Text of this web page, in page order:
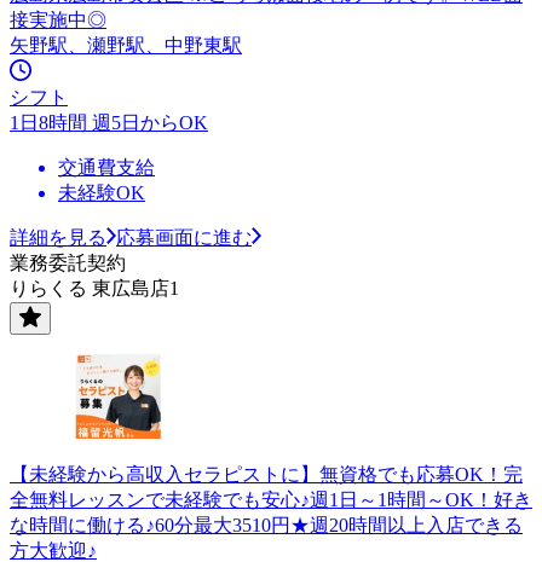
接実施中◎
矢野駅、瀬野駅、中野東駅
シフト
1日8時間 週5日からOK
交通費支給
未経験OK
詳細を見る
応募画面に進む
業務委託契約
りらくる 東広島店1
【未経験から高収入セラピストに】無資格でも応募OK！完
全無料レッスンで未経験でも安心♪週1日～1時間～OK！好き
な時間に働ける♪60分最大3510円★週20時間以上入店できる
方大歓迎♪